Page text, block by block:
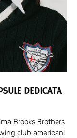
DEDICATA
Brooks Brothers
club americani